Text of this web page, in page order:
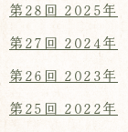
第28回 2025年
第27回 2024年
第26回 2023年
第25回 2022年